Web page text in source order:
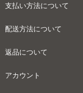
支払い方法について
配送方法について
返品について
アカウント